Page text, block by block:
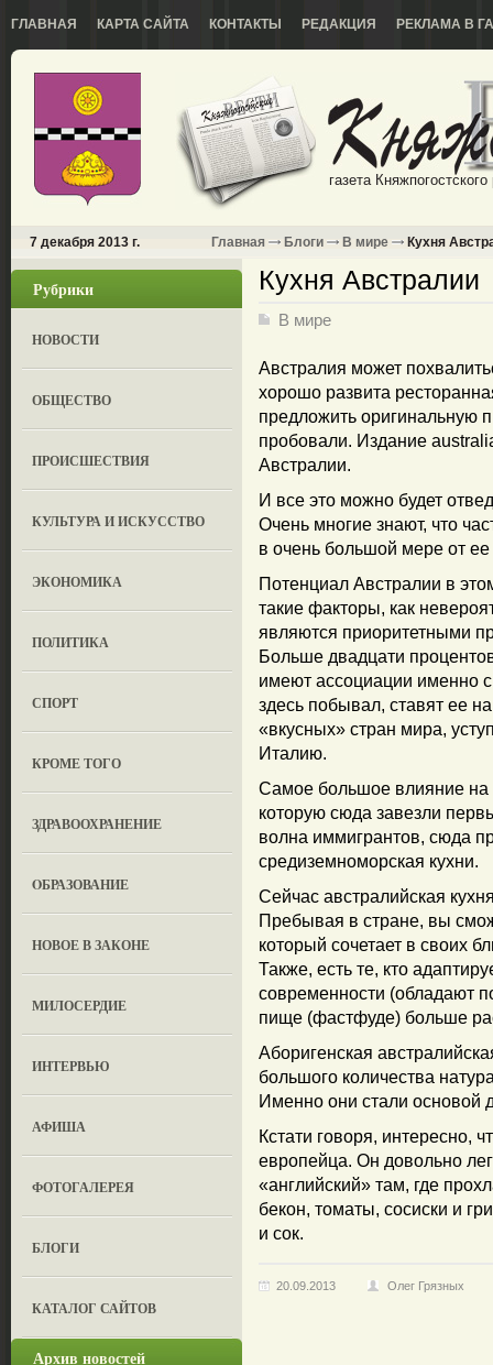
ГЛАВНАЯ КАРТА САЙТА КОНТАКТЫ РЕДАКЦИЯ РЕКЛАМА В
газета
7 декабря 2013 г. Главная Блоги В мире Кухня
Рубрики
НОВОСТИ
ОБЩЕСТВО
ПРОИСШЕСТВИЯ
КУЛЬТУРА И ИСКУССТВО
ЭКОНОМИКА
ПОЛИТИКА
СПОРТ
КРОМЕ ТОГО
ЗДРАВООХРАНЕНИЕ
OБРАЗОВАНИЕ
НОВОЕ В ЗАКОНЕ
МИЛОСЕРДИЕ
ИНТЕРВЬЮ
АФИША
ФОТОГАЛЕРЕЯ
БЛОГИ
КАТАЛОГ САЙТОВ
Архив новостей
Кухня Австралии
В мире
Австралия может
хорошо развита
предложить оригинальную
пробовали. Издание
Австралии.
И все это можно будет
Очень многие знают, что
в очень большой мере от
Потенциал Австралии в
такие факторы, как
являются приоритетными
Больше двадцати
имеют ассоциации именно
здесь побывал, ставят ее
«вкусных» стран мира,
Италию.
Самое большое влияние на
которую сюда завезли
волна иммигрантов, сюда
средиземноморская кухни.
Сейчас австралийская
Пребывая в стране, вы
который сочетает в своих
Также, есть те, кто
современности (обладают
пище (фастфуде) больше
Аборигенская
большого количества
Именно они стали основой
Кстати говоря, интересно,
европейца. Он довольно
«английский» там, где
бекон, томаты, сосиски и
и сок.
20.09.2013 Олег Грязных